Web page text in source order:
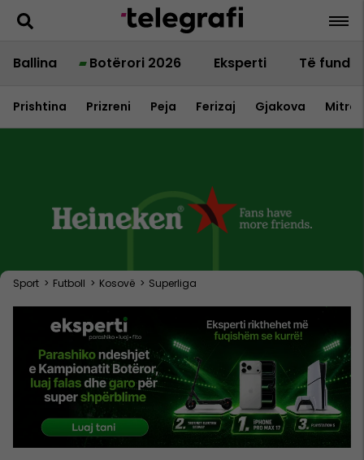
Ballina Botërori 2026 Eksperti Të fundit
Prishtina Prizreni Peja Ferizaj Gjakova
Sport > Futboll > Kosovë > Superliga